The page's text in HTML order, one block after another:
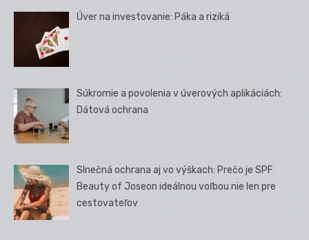
Úver na investovanie: Páka a riziká
Súkromie a povolenia v úverových aplikáciách:
Dátová ochrana
Slnečná ochrana aj vo výškach: Prečo je SPF
Beauty of Joseon ideálnou voľbou nie len pre
cestovateľov